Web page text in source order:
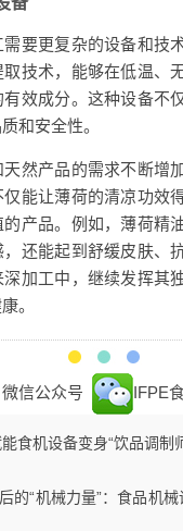
要更复杂的设备和技
技术，能够在低温、
效成分。这种设备不
和安全性。
天然产品的需求不断增
能让薄荷的清凉功效
产品。例如，薄荷精
还能起到舒缓皮肤、
加工中，继续发挥其
。
微信公众号 IFPE
食机设备变身“饮品调制
的“机械力量”：食品机